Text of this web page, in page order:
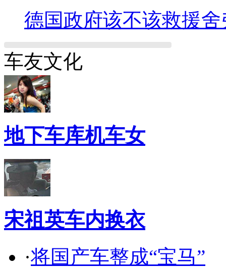
德国政府该不该救援舍
车友文化
地下车库机车女
宋祖英车内换衣
·将国产车整成“宝马”